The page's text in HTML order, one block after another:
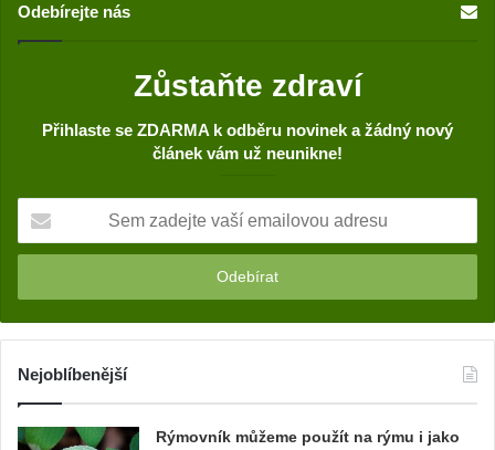
Odebírejte nás
Zůstaňte zdraví
Přihlaste se ZDARMA k odběru novinek a žádný nový
článek vám už neunikne!
m
a
d
j
v
Nejoblíbenější
Rýmovník můžeme použít na rýmu i jako